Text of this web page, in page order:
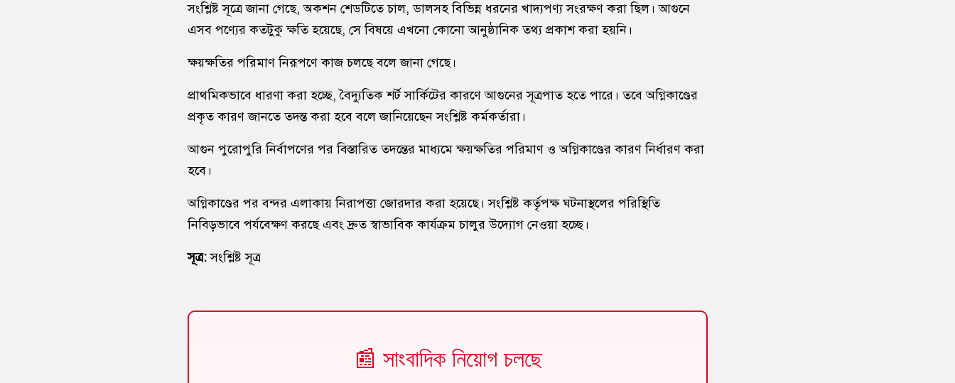
সংশ্লিষ্ট সূত্রে জানা গেছে, অকশন শেডটিতে চাল, ডালসহ বিভিন্ন ধরনের খাদ্যপণ্য সংরক্ষণ করা ছিল। আগুনে
এসব পণ্যের কতটুকু ক্ষতি হয়েছে, সে বিষয়ে এখনো কোনো আনুষ্ঠানিক তথ্য প্রকাশ করা হয়নি।
ক্ষয়ক্ষতির পরিমাণ নিরূপণে কাজ চলছে বলে জানা গেছে।
প্রাথমিকভাবে ধারণা করা হচ্ছে, বৈদ্যুতিক শর্ট সার্কিটের কারণে আগুনের সূত্রপাত হতে পারে। তবে অগ্নিকাণ্ডের
প্রকৃত কারণ জানতে তদন্ত করা হবে বলে জানিয়েছেন সংশ্লিষ্ট কর্মকর্তারা।
আগুন পুরোপুরি নির্বাপণের পর বিস্তারিত তদন্তের মাধ্যমে ক্ষয়ক্ষতির পরিমাণ ও অগ্নিকাণ্ডের কারণ নির্ধারণ করা
হবে।
অগ্নিকাণ্ডের পর বন্দর এলাকায় নিরাপত্তা জোরদার করা হয়েছে। সংশ্লিষ্ট কর্তৃপক্ষ ঘটনাস্থলের পরিস্থিতি
নিবিড়ভাবে পর্যবেক্ষণ করছে এবং দ্রুত স্বাভাবিক কার্যক্রম চালুর উদ্যোগ নেওয়া হচ্ছে।
সূত্র:সংশ্লিষ্ট সূত্র
📰 সাংবাদিক নিয়োগ চলছে